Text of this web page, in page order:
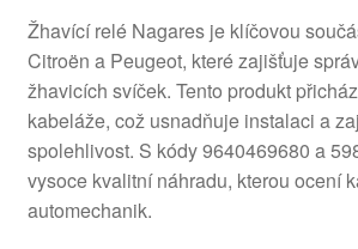
Žhavící relé Nagares je klíčovou
Citroën a Peugeot, které zajišťuje
žhavicích svíček. Tento produkt
kabeláže, což usnadňuje instalaci a
spolehlivost. S kódy 9640469680 a
vysoce kvalitní náhradu, kterou ocení
automechanik.